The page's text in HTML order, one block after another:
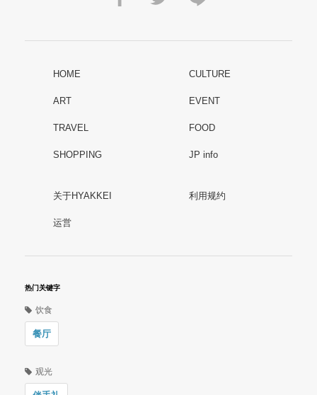
HOME CULTURE
ART EVENT
TRAVEL FOOD
SHOPPING JP info
关于HYAKKEI 利用规约
运営
热门关键字
饮食
餐厅
观光